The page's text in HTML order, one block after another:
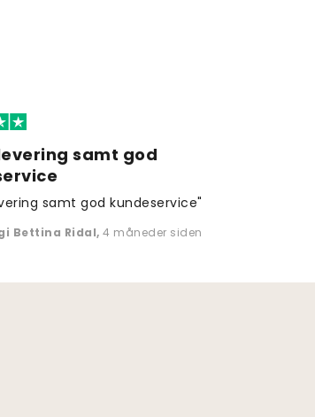
samt god
samt god kundeservice"
Bettina Ridal, 4 måneder siden